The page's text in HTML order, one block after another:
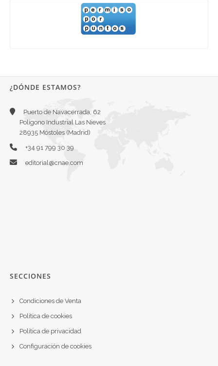
¿DÓNDE ESTAMOS?
Puerto de Navacerrada, 62
Polígono Industrial Las Nieves
28935 Móstoles (Madrid)
+34 91 799 30 39
editorial@cnae.com
SECCIONES
Condiciones de Venta
Política de cookies
Política de privacidad
Configuración de cookies